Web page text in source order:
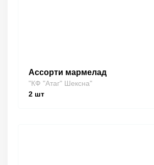
Ассорти мармелад
"КФ "Атаг" Шексна"
2 шт